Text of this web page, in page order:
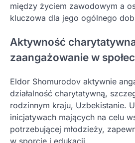
między życiem zawodowym a
kluczowa dla jego ogólnego
Aktywność
zaangażowanie w
Eldor Shomurodov aktywnie
działalność charytatywną,
rodzinnym kraju, Uzbekistanie.
inicjatywach mających na celu
potrzebującej młodzieży,
w sporcie i edukacji.